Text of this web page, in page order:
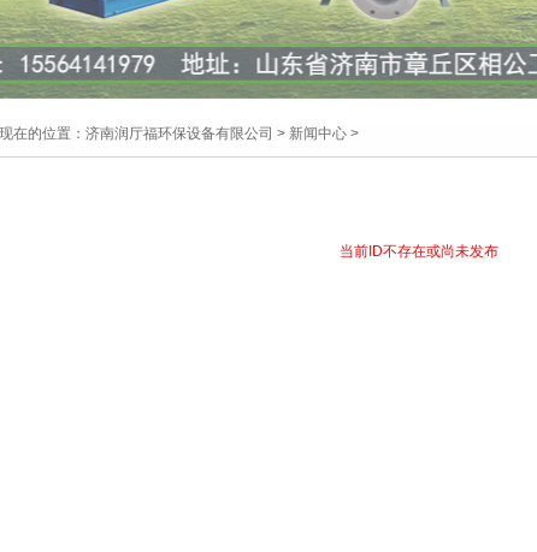
在的位置： 济南润厅福环保设备有限公司 > 新闻中心 >
当前ID不存在或尚未发布